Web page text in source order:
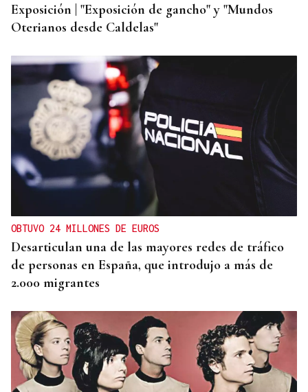
Exposición | "Exposición de gancho" y "Mundos
Oterianos desde Caldelas"
OBTUVO 24 MILLONES DE EUROS
Desarticulan una de las mayores redes de tráfico
de personas en España, que introdujo a más de
2.000 migrantes